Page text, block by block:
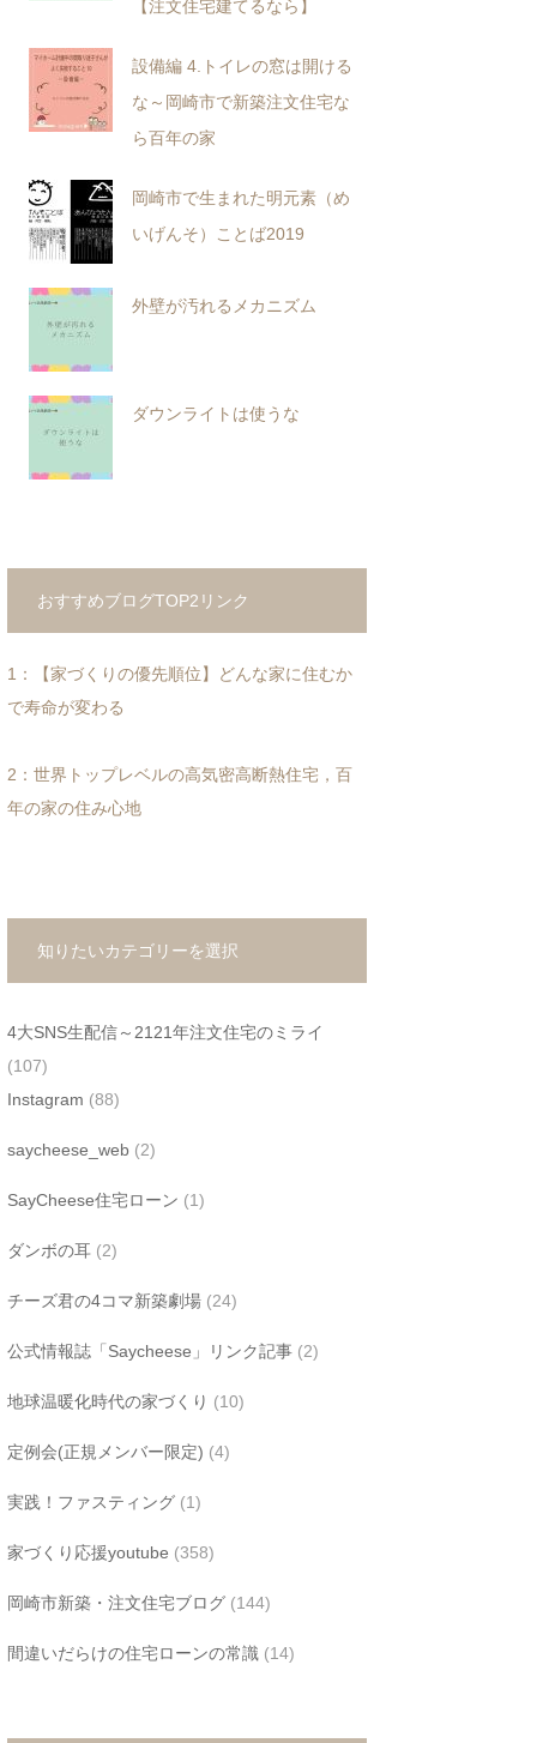
【注文住宅建てるなら】
設備編 4.トイレの窓は開ける
な～岡崎市で新築注文住宅な
ら百年の家
岡崎市で生まれた明元素（め
いげんそ）ことば2019
外壁が汚れるメカニズム
ダウンライトは使うな
おすすめブログTOP2リンク
1：【家づくりの優先順位】どんな家に住むか
で寿命が変わる
2：世界トップレベルの高気密高断熱住宅，百
年の家の住み心地
知りたいカテゴリーを選択
4大SNS生配信～2121年注文住宅のミライ
(107)
Instagram (88)
saycheese_web(2)
SayCheese住宅ローン (1)
ダンボの耳(2)
チーズ君の4コマ新築劇場(24)
公式情報誌「Saycheese」リンク記事(2)
地球温暖化時代の家づくり (10)
定例会(正規メンバー限定) (4)
実践！ファスティング(1)
家づくり応援youtube (358)
岡崎市新築・注文住宅ブログ(144)
間違いだらけの住宅ローンの常識 (14)